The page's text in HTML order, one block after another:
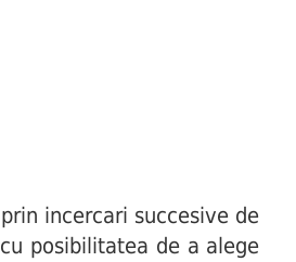
incercari succesive de
posibilitatea de a alege